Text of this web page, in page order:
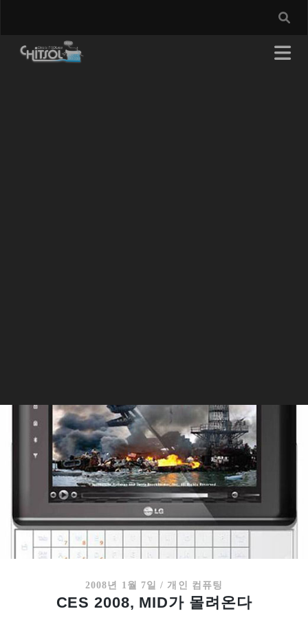
2008년 1월 7일 / 개인 컴퓨팅
CES 2008, MID가 몰려온다